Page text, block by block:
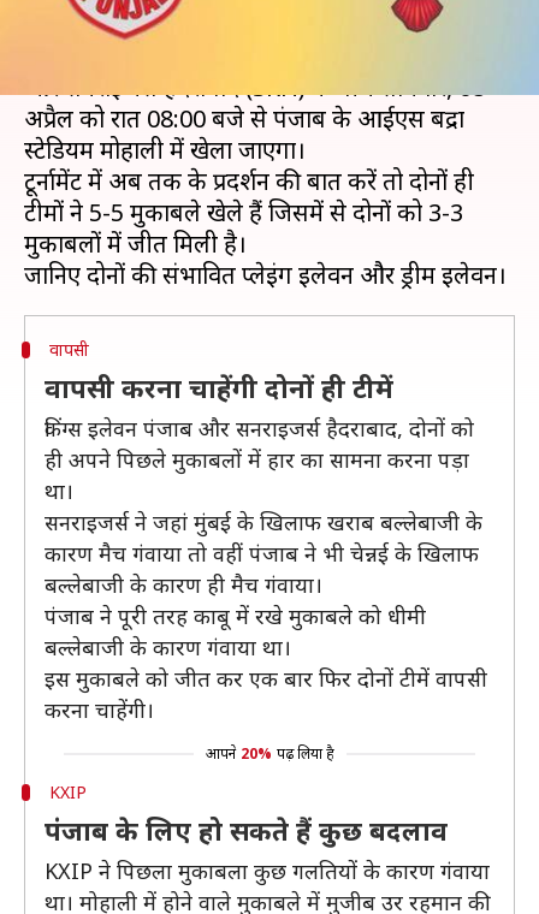
क्या है खबर?
और सनराइजर्स हैदराबाद (SRH) के बीच सोमवार, 08
अप्रैल को रात 08:00 बजे से पंजाब के आईएस बिंद्रा
स्टेडियम मोहाली में खेला जाएगा।
टूर्नामेंट में अब तक के प्रदर्शन की बात करें तो दोनों ही
टीमों ने 5-5 मुकाबले खेले हैं जिसमें से दोनों को 3-3
मुकाबलों में जीत मिली है।
वापसी
वापसी करना चाहेंगी दोनों ही टीमें
किंग्स इलेवन पंजाब और सनराइजर्स हैदराबाद, दोनों को
ही अपने पिछले मुकाबलों में हार का सामना करना पड़ा
था।
सनराइजर्स ने जहां मुंबई के खिलाफ खराब बल्लेबाजी के
कारण मैच गंवाया तो वहीं पंजाब ने भी चेन्नई के खिलाफ
बल्लेबाजी के कारण ही मैच गंवाया।
पंजाब ने पूरी तरह काबू में रखे मुकाबले को धीमी
बल्लेबाजी के कारण गंवाया था।
इस मुकाबले को जीत कर एक बार फिर दोनों टीमें वापसी
करना चाहेंगी।
आपने 20% पढ़ लिया है
KXIP
पंजाब के लिए हो सकते हैं कुछ बदलाव
KXIP ने पिछला मुकाबला कुछ गलतियों के कारण गंवाया
था। मोहाली में होने वाले मुकाबले में मुजीब उर रहमान की